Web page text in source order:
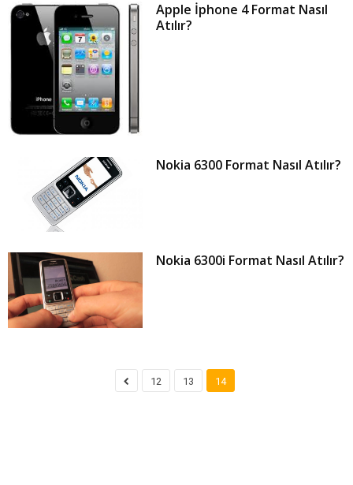
Apple İphone 4 Format Nasıl
Atılır?
Nokia 6300 Format Nasıl Atılır?
Nokia 6300i Format Nasıl Atılır?
12 13 14